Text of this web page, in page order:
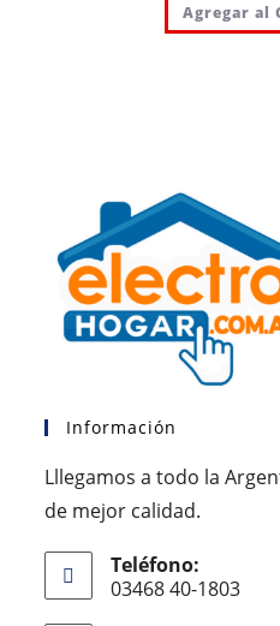
Agregar al
Información
Lllegamos a todo la
de mejor calidad.
Teléfono:
03468 40-1803